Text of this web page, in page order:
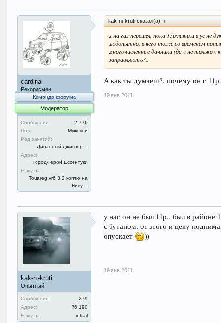
cardinal
Рекордсмен
Команда форума
Модератор
Сообщения:
2.776
Пол:
Мужской
Род занятий:
Диванный джиппер…
Адрес:
Город-Герой Ессентуки
Езжу на:
Touareg vr6 3.2 коплю на
Ниву…
kak-ni-kruti сказал(а): ↑
я на газ перешел, пока 15р\литр,и в ус не
любопытно, в него тоже со временем
многочисленные дачники (да и не
заправляютъ?..
А как ты думаеш?, почему он с
19 янв 2011
kak-ni-kruti
Опытный
Сообщения:
279
Адрес:
76,190
Езжу на:
x-trail
у нас он не был 11р.. был в районе
с бутаном, от этого и цену
опускает
))
19 янв 2011